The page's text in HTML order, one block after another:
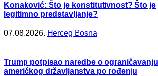
Konaković: Što je konstitutivnost? Što je
legitimno predstavljanje?
07.08.2026. Herceg Bosna
Trump potpisao naredbe o ograničavanju
američkog državljanstva po rođenju